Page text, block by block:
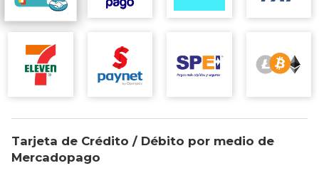
Tarjeta de Crédito / Débito por medio de
Mercadopago